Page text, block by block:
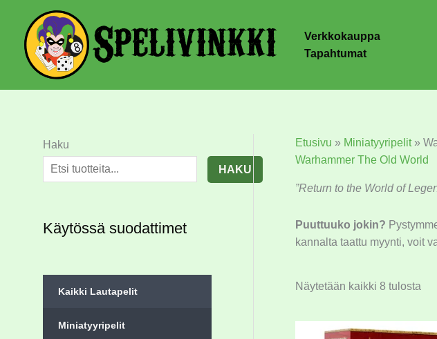
Verkkokauppa
Tapahtumat
Haku
HAKU
Käytössä suodattimet
Kaikki Lautapelit
Miniatyyripelit
Etusivu » Miniatyyripelit»
Warhammer The Old World
”Return to the World of
Puuttuuko jokin?
kannalta taattu myynti, voit
Näytetään kaikki 8 tulosta